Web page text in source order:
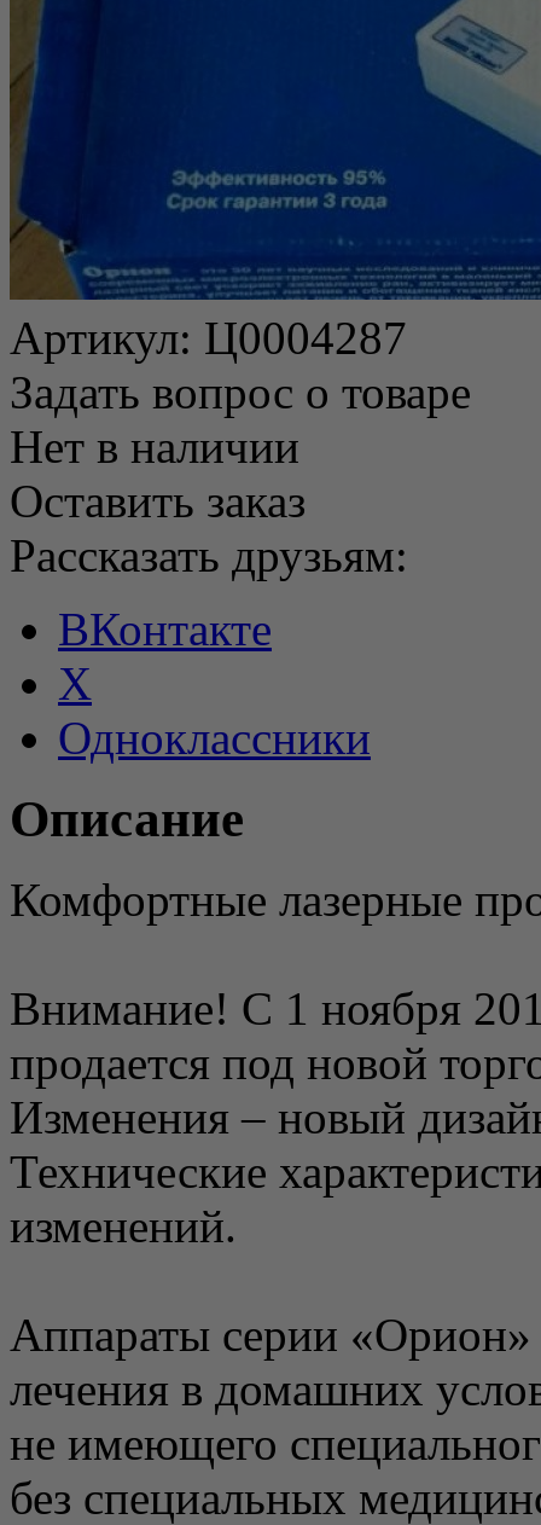
Артикул: Ц0004287
Задать вопрос о товаре
Нет в наличии
Оставить заказ
Рассказать друзьям:
ВКонтакте
X
Одноклассники
Описание
Комфортные лазерные
Внимание! С 1 ноября
продается под новой
Изменения – новый
Технические
изменений.
Аппараты серии «Орион»
лечения в домашних
не имеющего
без специальных